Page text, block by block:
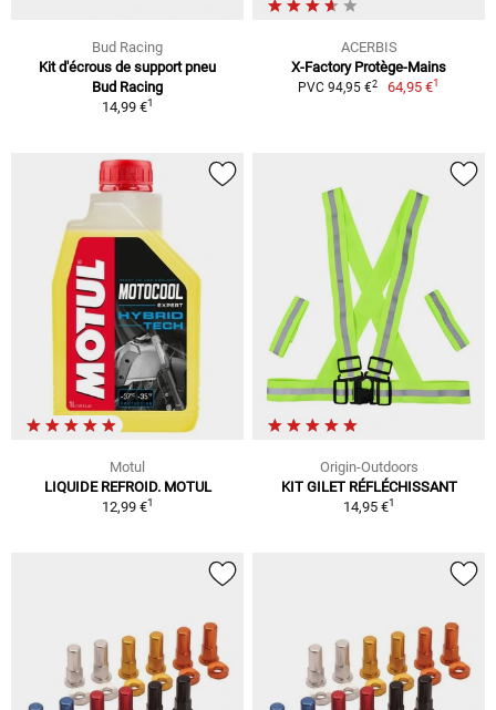
Bud Racing
Kit d'écrous de support pneu
Bud Racing
14,99 €1
ACERBIS
X-Factory Protège-Mains
PVC 94,95 €2 64,95 €1
Motul
LIQUIDE REFROID. MOTUL
12,99 €1
Origin-Outdoors
KIT GILET RÉFLÉCHISSANT
14,95 €1